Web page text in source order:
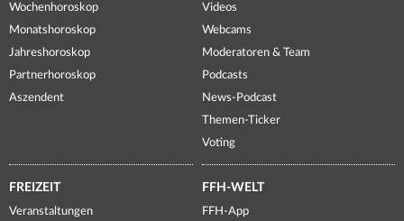
Wochenhoroskop
Monatshoroskop
Jahreshoroskop
Partnerhoroskop
Aszendent
Videos
Webcams
Moderatoren & Team
Podcasts
News-Podcast
Themen-Ticker
Voting
FREIZEIT
Veranstaltungen
FFH-WELT
FFH-App